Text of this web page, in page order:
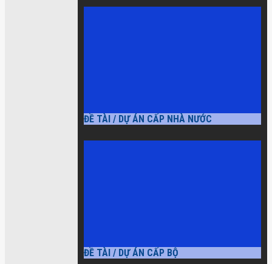
ĐỀ TÀI / DỰ ÁN CẤP NHÀ NƯỚC
ĐỀ TÀI / DỰ ÁN CẤP BỘ